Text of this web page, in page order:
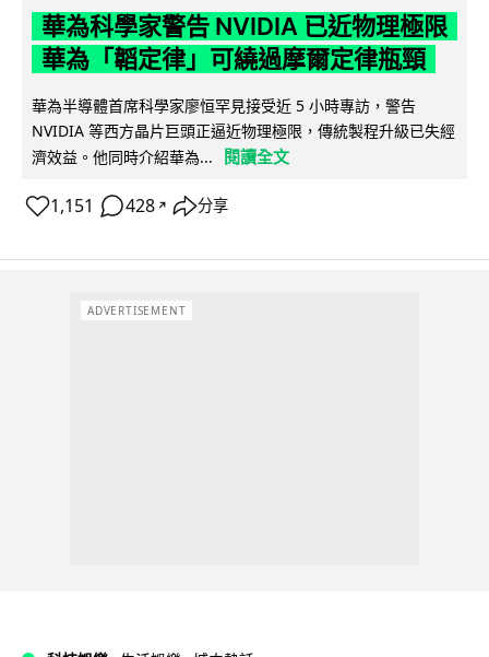
華為科學家警告 NVIDIA 已近物理極限
華為「韜定律」可繞過摩爾定律瓶頸
華為半導體首席科學家廖恒罕見接受近 5 小時專訪，警告
NVIDIA 等西方晶片巨頭正逼近物理極限，傳統製程升級已失經
濟效益。他同時介紹華為...
閱讀全文
1,151 428 ↗ 分享
ADVERTISEMENT